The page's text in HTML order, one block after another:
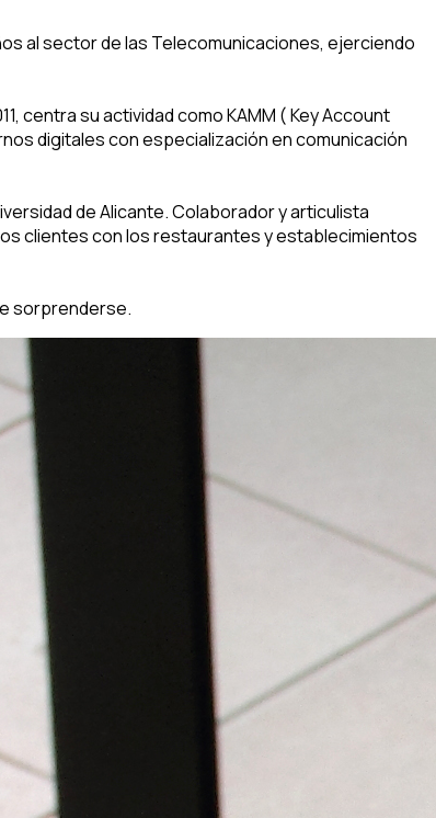
al sector de las Telecomunicaciones, ejerciendo
centra su actividad como KAMM ( Key Account
digitales con especialización en comunicación
de Alicante. Colaborador y articulista
clientes con los restaurantes y establecimientos
sorprenderse.